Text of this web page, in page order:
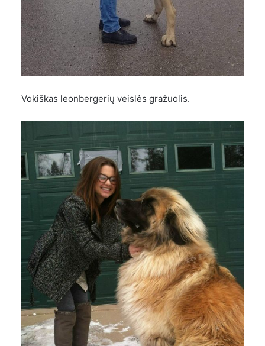
Vokiškas leonbergerių veislės gražuolis.